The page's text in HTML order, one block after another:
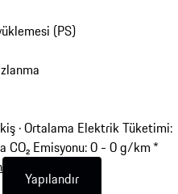
(PS)
·Ortalama Elektrik Tüketimi:
Emisyonu: 0 - 0 g/km *
Yapılandır